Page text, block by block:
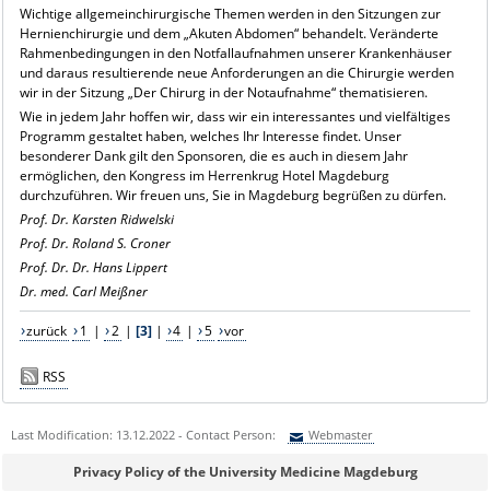
Wichtige allgemeinchirurgische Themen werden in den Sitzungen zur
Hernienchirurgie und dem „Akuten Abdomen“ behandelt. Veränderte
Rahmenbedingungen in den Notfallaufnahmen unserer Krankenhäuser
und daraus resultierende neue Anforderungen an die Chirurgie werden
wir in der Sitzung „Der Chirurg in der Notaufnahme“ thematisieren.
Wie in jedem Jahr hoffen wir, dass wir ein interessantes und vielfältiges
Programm gestaltet haben, welches Ihr Interesse findet. Unser
besonderer Dank gilt den Sponsoren, die es auch in diesem Jahr
ermöglichen, den Kongress im Herrenkrug Hotel Magdeburg
durchzuführen. Wir freuen uns, Sie in Magdeburg begrüßen zu dürfen.
Prof. Dr. Karsten Ridwelski
Prof. Dr. Roland S. Croner
Prof. Dr. Dr. Hans Lippert
Dr. med. Carl Meißner
zurück 1 | 2 | [3]| 4 | 5 vor
RSS
Last Modification: 13.12.2022 - Contact Person: Webmaster
Sie können eine Nachricht versenden an:Webmaster
Privacy Policy of the University Medicine Magdeburg